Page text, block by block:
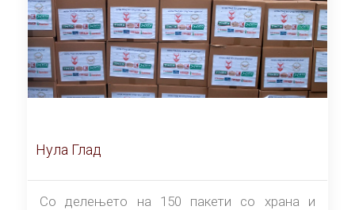
Нула Глад
Со делењето на 150 пакети со храна и